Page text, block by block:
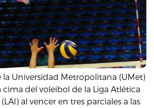
la Universidad Metropolitana (UMet)
cima del voleibol de la Liga Atlética
al vencer en tres parciales a las